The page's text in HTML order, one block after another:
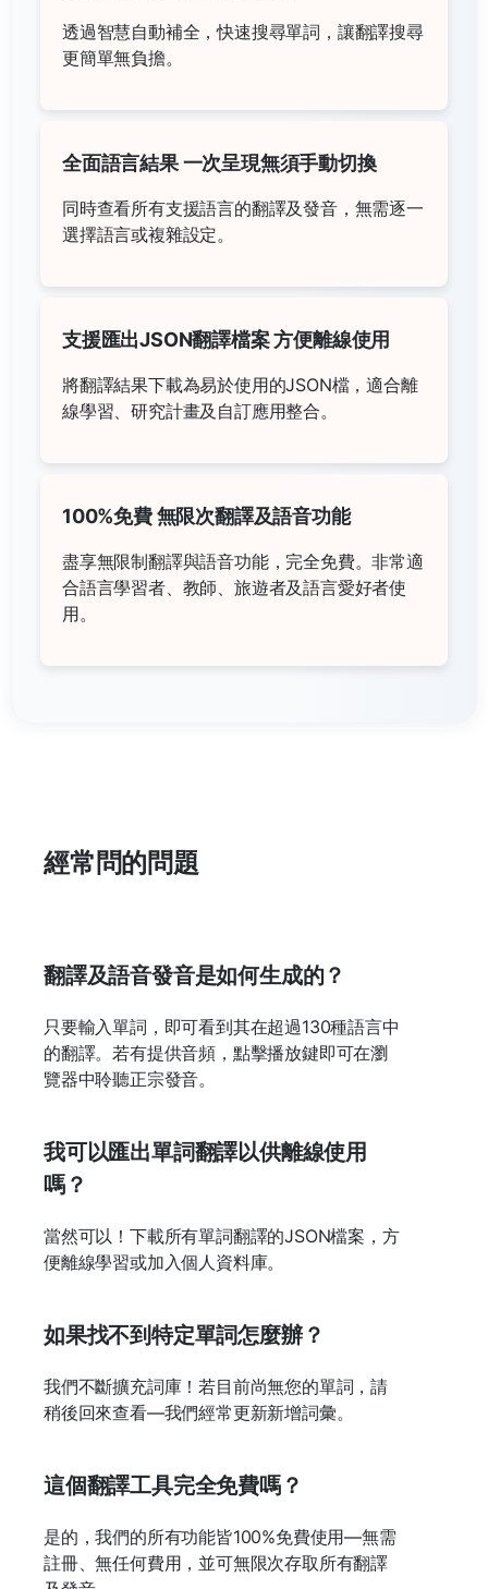
透過智慧自動補全，快速搜尋單詞，讓翻譯搜尋
更簡單無負擔。
全面語言結果 一次呈現無須手動切換
同時查看所有支援語言的翻譯及發音，無需逐一
選擇語言或複雜設定。
支援匯出JSON翻譯檔案 方便離線使用
將翻譯結果下載為易於使用的JSON檔，適合離
線學習、研究計畫及自訂應用整合。
100%免費 無限次翻譯及語音功能
盡享無限制翻譯與語音功能，完全免費。非常適
合語言學習者、教師、旅遊者及語言愛好者使
用。
經常問的問題
翻譯及語音發音是如何生成的？
只要輸入單詞，即可看到其在超過130種語言中
的翻譯。若有提供音頻，點擊播放鍵即可在瀏
覽器中聆聽正宗發音。
我可以匯出單詞翻譯以供離線使用
嗎？
當然可以！下載所有單詞翻譯的JSON檔案，方
便離線學習或加入個人資料庫。
如果找不到特定單詞怎麼辦？
我們不斷擴充詞庫！若目前尚無您的單詞，請
稍後回來查看—我們經常更新新增詞彙。
這個翻譯工具完全免費嗎？
是的，我們的所有功能皆100%免費使用—無需
註冊、無任何費用，並可無限次存取所有翻譯